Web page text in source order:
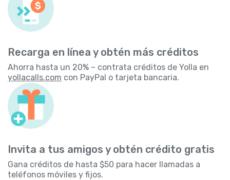
Recarga en línea y obtén más créditos
Ahorra hasta un 20% – contrata créditos de Yolla en
yollacalls.com con PayPal o tarjeta bancaria.
Invita a tus amigos y obtén crédito gratis
Gana créditos de hasta $50 para hacer llamadas a
teléfonos móviles y fijos.